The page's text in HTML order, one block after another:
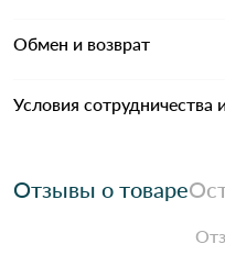
Обмен и возврат
Условия сотрудничества
Отзывы о товаре